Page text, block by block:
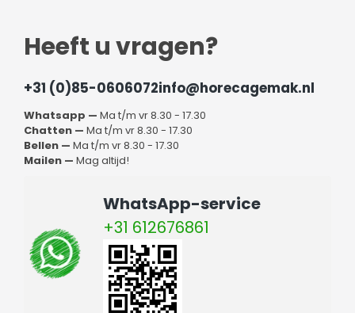
Heeft u vragen?
+31 (0)85-0606072info@horecagemak.nl
Whatsapp — Ma t/m vr 8.30 - 17.30
Chatten — Ma t/m vr 8.30 - 17.30
Bellen — Ma t/m vr 8.30 - 17.30
Mailen — Mag altijd!
WhatsApp-service
+31 612676861